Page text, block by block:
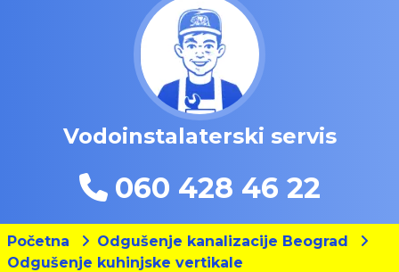
Vodoinstalaterski servis
060 428 46 22
Početna
Odgušenje kanalizacije Beograd
Odgušenje kuhinjske vertikale